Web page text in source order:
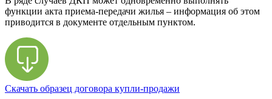
функции акта приема-передачи жилья – информация об этом
приводится в документе отдельным пунктом.
Скачать образец договора купли-продажи